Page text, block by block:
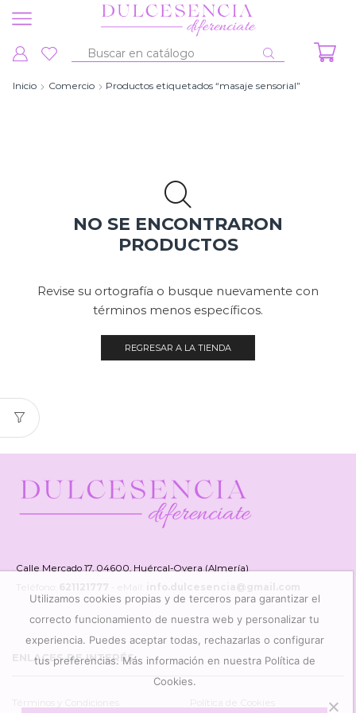
Entrada
búsqueda
Inicio Comercio Productos etiquetados “masaje sensorial”
NO SE ENCONTRARON
PRODUCTOS
Revise su ortografía o busque nuevamente con
términos menos específicos.
REGRESAR A LA TIENDA
Calle Mercado 17, 04600, Huércal-Overa (Almería)
Teléfono: 621121777 info.dulcesencia@gmail.com
ENLACES DE INTERÉS
Términos y Condiciones Política de Cookies
Utilizamos cookies propias y de terceros para garantizar el
correcto funcionamiento de nuestra web y personalizar tu
experiencia. Puedes aceptar todas, rechazarlas o configurar
tus preferencias. Más información en nuestra Política de
Cookies.